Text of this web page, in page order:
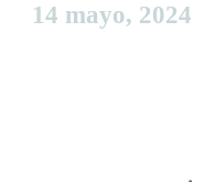
14 mayo, 2024